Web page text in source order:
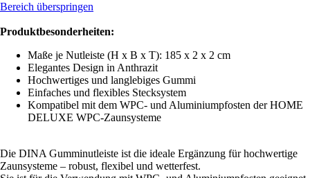
Bereich überspringen
Produktbesonderheiten:
Maße je Nutleiste (H x B x T): 185 x 2 x 2 cm
Elegantes Design in Anthrazit
Hochwertiges und langlebiges Gummi
Einfaches und flexibles Stecksystem
Kompatibel mit dem WPC- und Aluminiumpfosten der HOME
DELUXE WPC-Zaunsysteme
Die DINA Gumminutleiste ist die ideale Ergänzung für hochwertige
Zaunsysteme – robust, flexibel und wetterfest.